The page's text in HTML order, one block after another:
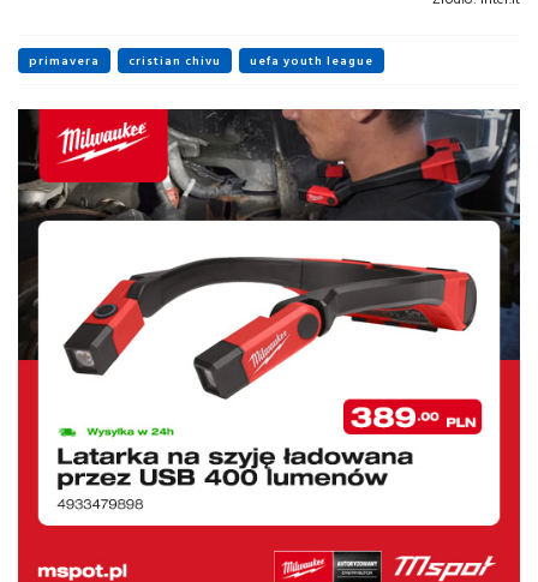
primavera cristian chivu uefa youth league